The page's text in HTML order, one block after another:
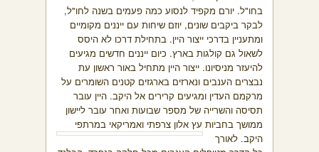
בחו"ל. יורם מקפיד לנסוע כמה פעמים בשנה לחו"ל,
לבקר ביקבים שונים, יוזם שיחות עם ייננים מקומיים
ומתעניין בדרכי ייצור היין. בתחילת דרכו לא היסס
לשאול גם קולגות בארץ. כיום ייננים חדשים מגיעים
להיעזר מניסיונו. ייצור היין מתחיל באור ראשון עת
נבצרים הענבים ונארזים בארגזים קטנים השומרים על
מרקמם העדין ומגיעים קרירים אל היקב. היין עובר
תסיסה והשרייה של מספר שבועות ואחר עובר ליישון
ממושך בחביות עץ אלון צרפתי ואמריקאי במרתפי
היקב. לאורך